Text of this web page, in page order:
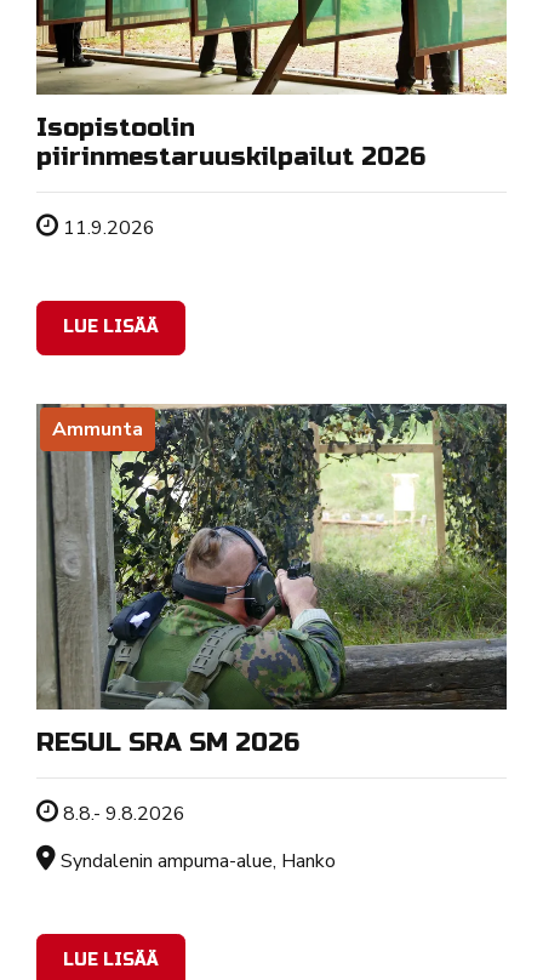
Isopistoolin
piirinmestaruuskilpailut 2026
Tapahtuman ajankohta
11.9.2026
LUE LISÄÄ
Ammunta
RESUL SRA SM 2026
Tapahtuman ajankohta
8.8.- 9.8.2026
Sijainti
Syndalenin ampuma-alue, Hanko
LUE LISÄÄ